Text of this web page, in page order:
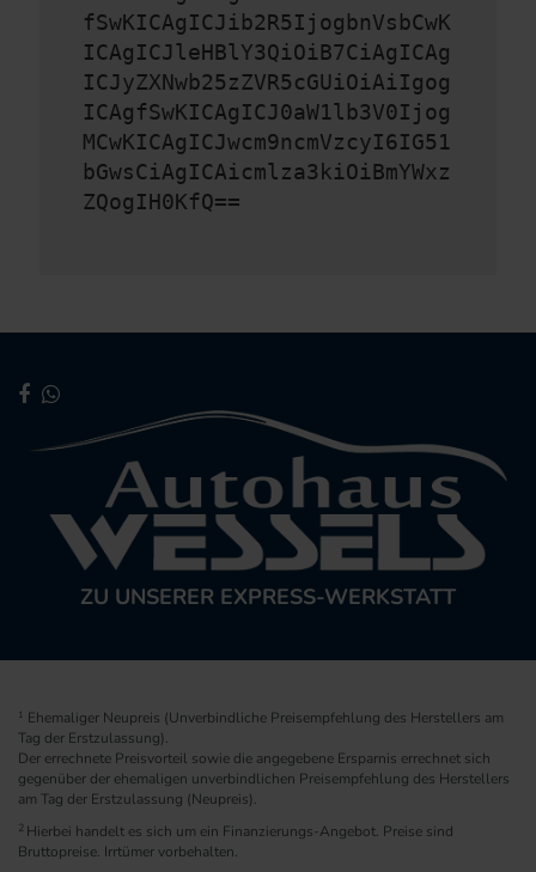
fSwKICAgICJib2R5IjogbnVsbCwK
ICAgICJleHBlY3QiOiB7CiAgICAg
ICJyZXNwb25zZVR5cGUiOiAiIgog
ICAgfSwKICAgICJ0aW1lb3V0Ijog
MCwKICAgICJwcm9ncmVzcyI6IG51
bGwsCiAgICAicmlza3kiOiBmYWxz
ZQogIH0KfQ==
ZU UNSERER EXPRESS-WERKSTATT
1 Ehemaliger Neupreis (Unverbindliche Preisempfehlung des Herstellers am
Tag der Erstzulassung).
Der errechnete Preisvorteil sowie die angegebene Ersparnis errechnet sich
gegenüber der ehemaligen unverbindlichen Preisempfehlung des Herstellers
am Tag der Erstzulassung (Neupreis).
2 Hierbei handelt es sich um ein Finanzierungs-Angebot. Preise sind
Bruttopreise. Irrtümer vorbehalten.